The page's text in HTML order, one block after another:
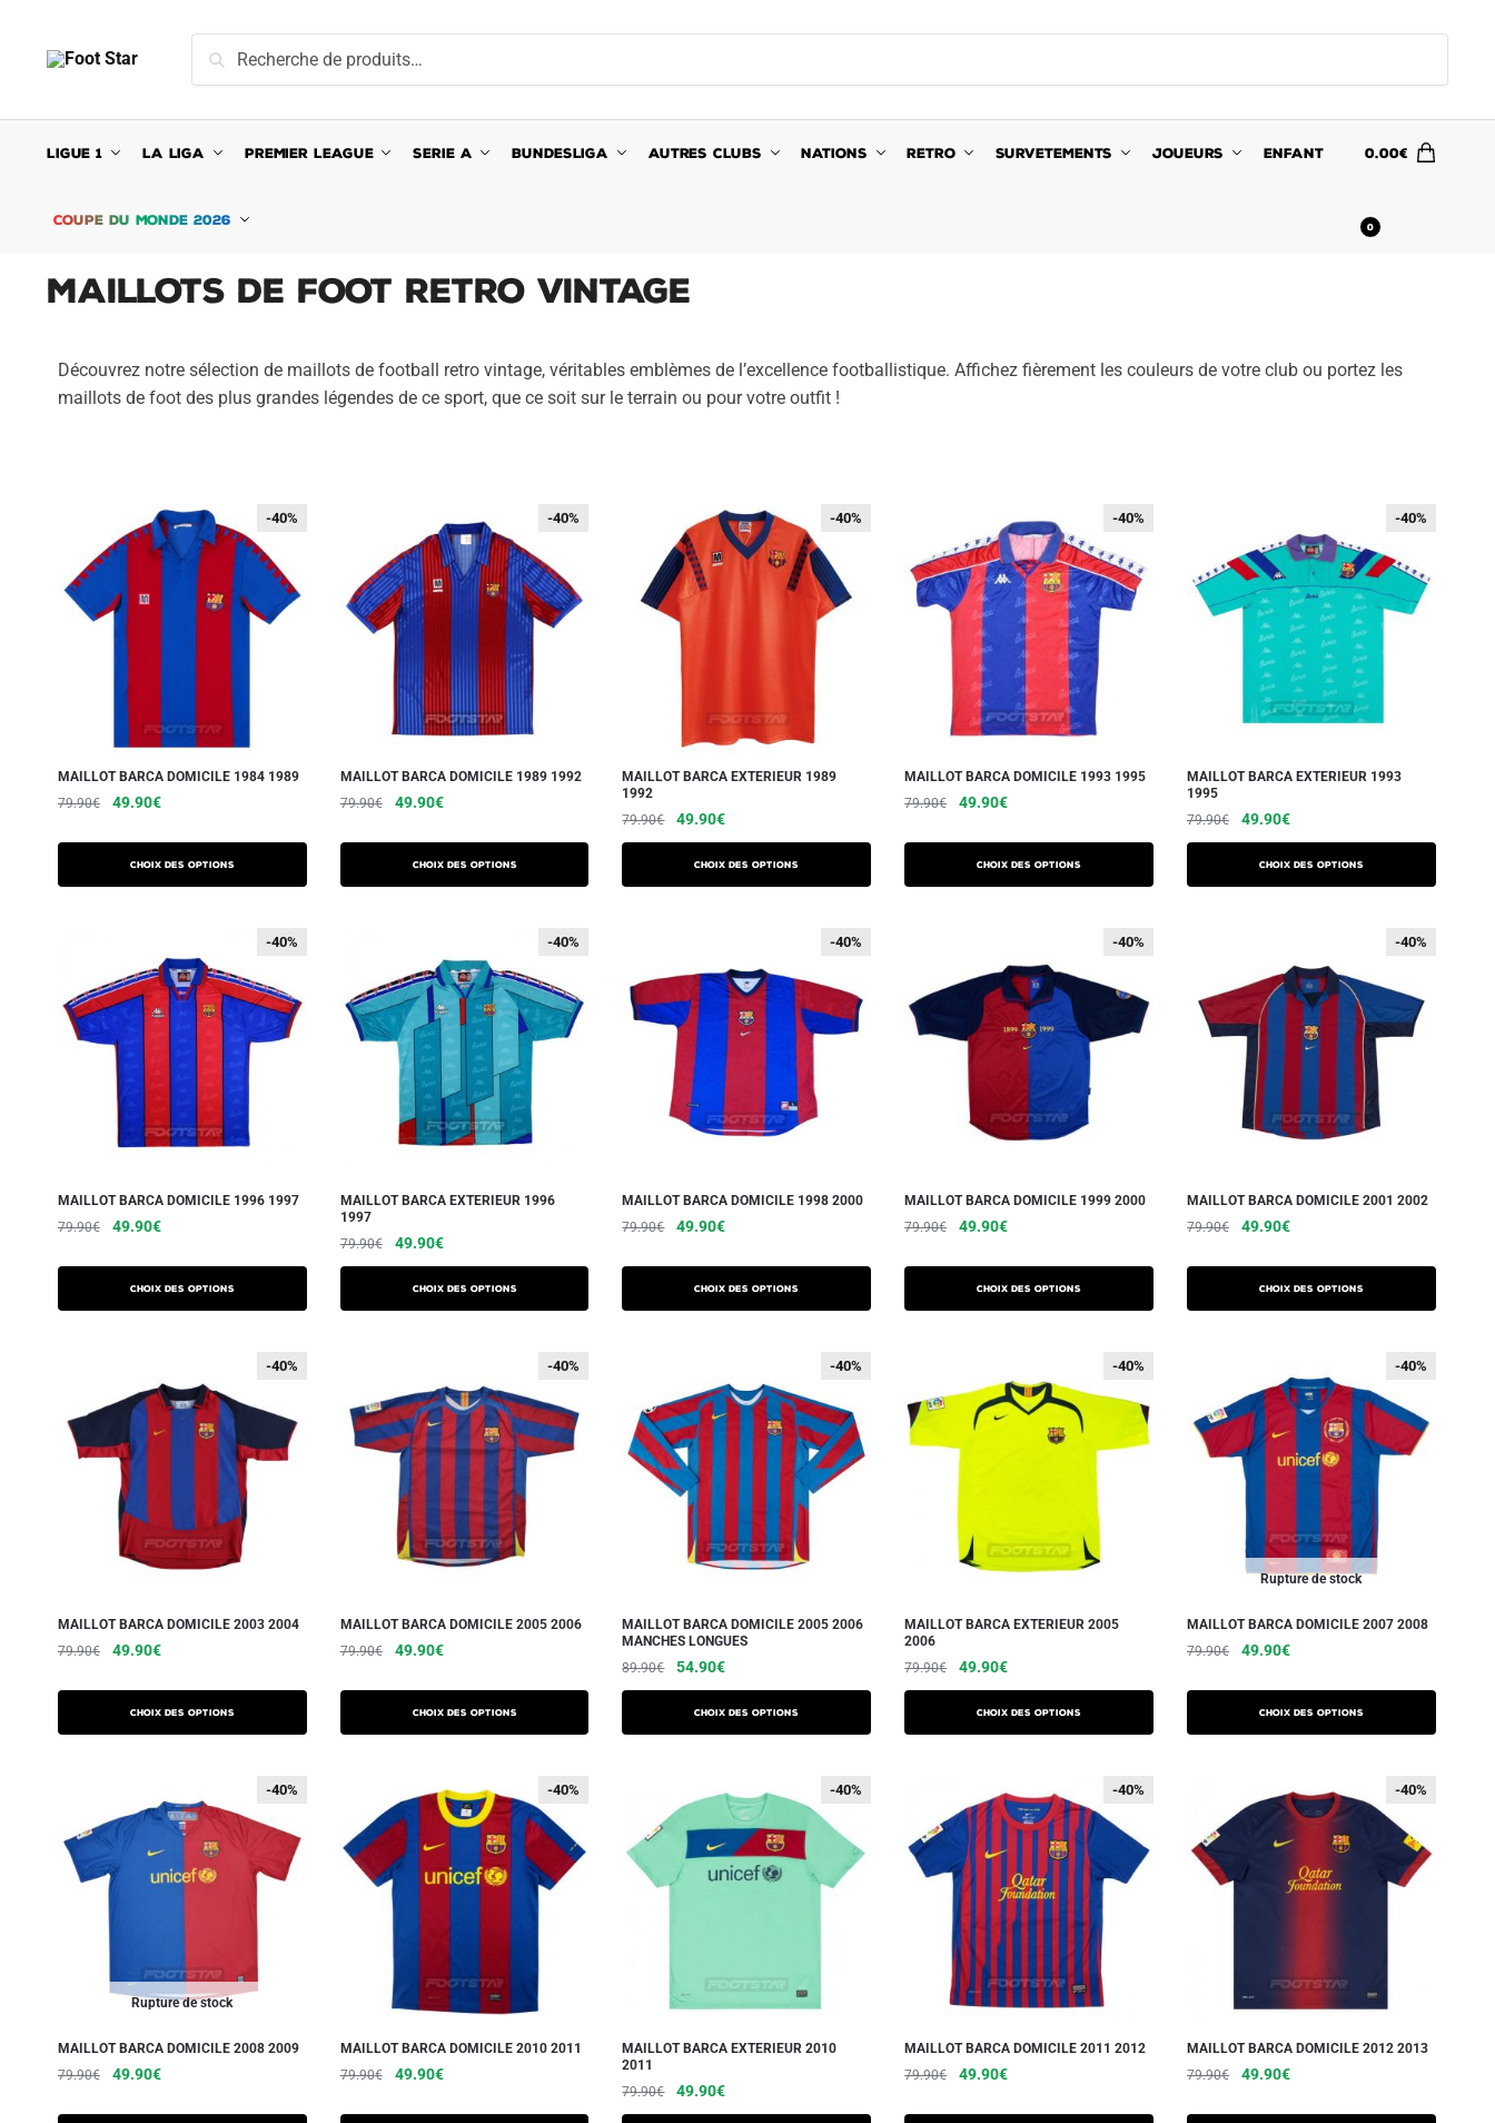
Recherche
LIGUE 1 LA LIGA PREMIER LEAGUE SERIE A BUNDESLIGA AUTRES CLUBS NATIONS RETRO SURVETEMENTS JOUEURS ENFANT
COUPE DU MONDE 2026
0.00€
0
Maillots de Foot Retro Vintage
Découvrez notre sélection de maillots de football retro vintage, véritables emblèmes de l’excellence footballistique. Affichez fièrement les couleurs de votre club ou portez les
maillots de foot des plus grandes légendes de ce sport, que ce soit sur le terrain ou pour votre outfit !
-40%
-40%
MAILLOT BARCA DOMICILE 1984 1989
79.90€ 49.90€
Choix des options
-40%
-40%
MAILLOT BARCA DOMICILE 1989 1992
79.90€ 49.90€
Choix des options
-40%
-40%
MAILLOT BARCA EXTERIEUR 1989
1992
79.90€ 49.90€
Choix des options
-40%
-40%
MAILLOT BARCA DOMICILE 1993 1995
79.90€ 49.90€
Choix des options
-40%
-40%
MAILLOT BARCA EXTERIEUR 1993
1995
79.90€ 49.90€
Choix des options
-40%
-40%
MAILLOT BARCA DOMICILE 1996 1997
79.90€ 49.90€
Choix des options
-40%
-40%
MAILLOT BARCA EXTERIEUR 1996
1997
79.90€ 49.90€
Choix des options
-40%
-40%
MAILLOT BARCA DOMICILE 1998 2000
79.90€ 49.90€
Choix des options
-40%
-40%
MAILLOT BARCA DOMICILE 1999 2000
79.90€ 49.90€
Choix des options
-40%
-40%
MAILLOT BARCA DOMICILE 2001 2002
79.90€ 49.90€
Choix des options
-40%
-40%
MAILLOT BARCA DOMICILE 2003 2004
79.90€ 49.90€
Choix des options
-40%
-40%
MAILLOT BARCA DOMICILE 2005 2006
79.90€ 49.90€
Choix des options
-40%
-40%
MAILLOT BARCA DOMICILE 2005 2006
MANCHES LONGUES
89.90€ 54.90€
Choix des options
-40%
-40%
MAILLOT BARCA EXTERIEUR 2005
2006
79.90€ 49.90€
Choix des options
Rupture de stock
-40%
-40%
MAILLOT BARCA DOMICILE 2007 2008
79.90€ 49.90€
Choix des options
Rupture de stock
-40%
-40%
MAILLOT BARCA DOMICILE 2008 2009
79.90€ 49.90€
-40%
-40%
MAILLOT BARCA DOMICILE 2010 2011
79.90€ 49.90€
-40%
-40%
MAILLOT BARCA EXTERIEUR 2010
2011
79.90€ 49.90€
-40%
-40%
MAILLOT BARCA DOMICILE 2011 2012
79.90€ 49.90€
-40%
-40%
MAILLOT BARCA DOMICILE 2012 2013
79.90€ 49.90€